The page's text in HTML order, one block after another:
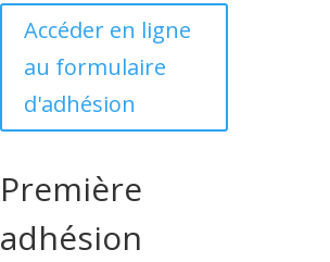
Accéder en ligne
au formulaire
d'adhésion
Première
adhésion